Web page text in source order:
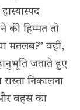
की हिम्मत तो
मतलब?” वहीं,
जताते हुए
निकालना
और बहस का